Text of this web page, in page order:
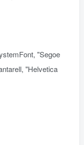
"Segoe
"Helvetica